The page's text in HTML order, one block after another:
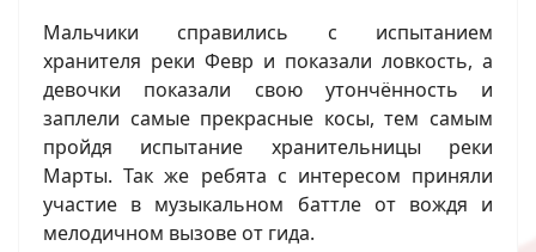
Мальчики справились с испытанием
хранителя реки Февр и показали ловкость, а
девочки показали свою утончённость и
заплели самые прекрасные косы, тем самым
пройдя испытание хранительницы реки
Марты. Так же ребята с интересом приняли
участие в музыкальном баттле от вождя и
мелодичном вызове от гида.